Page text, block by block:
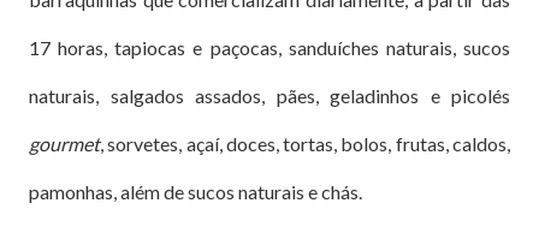
17 horas, tapiocas e paçocas, sanduíches naturais, sucos
naturais, salgados assados, pães, geladinhos e picolés
gourmet, sorvetes, açaí, doces, tortas, bolos, frutas, caldos,
pamonhas, além de sucos naturais e chás.